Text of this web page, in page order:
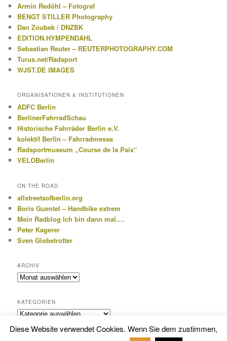
Armin Redöhl – Fotograf
BENGT STILLER Photography
Dan Zoubek / DNZBK
EDITION.HYMPENDAHL
Sebastian Reuter – REUTERPHOTOGRAPHY.COM
Turus.net/Radsport
WJST.DE IMAGES
ORGANISATIONEN & INSTITUTIONEN
ADFC Berlin
BerlinerFahrradSchau
Historische Fahrräder Berlin e.V.
kolektif Berlin – Fahrradmesse
Radsportmuseum „Course de la Paix“
VELOBerlin
ON THE ROAD
allstreetsofberlin.org
Boris Guentel – Handbike extrem
Mein Radblog Ich bin dann mal….
Peter Kagerer
Sven Globetrotter
ARCHIV
Archiv
KATEGORIEN
Kategorien
Diese Website verwendet Cookies. Wenn Sie dem zustimmen,